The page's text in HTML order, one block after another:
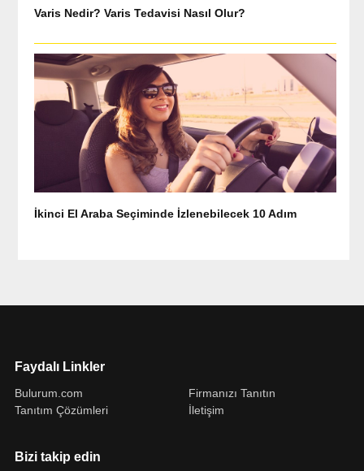
Varis Nedir? Varis Tedavisi Nasıl Olur?
İkinci El Araba Seçiminde İzlenebilecek 10 Adım
Faydalı Linkler
Bulurum.com
Firmanızı Tanıtın
Tanıtım Çözümleri
İletişim
Bizi takip edin